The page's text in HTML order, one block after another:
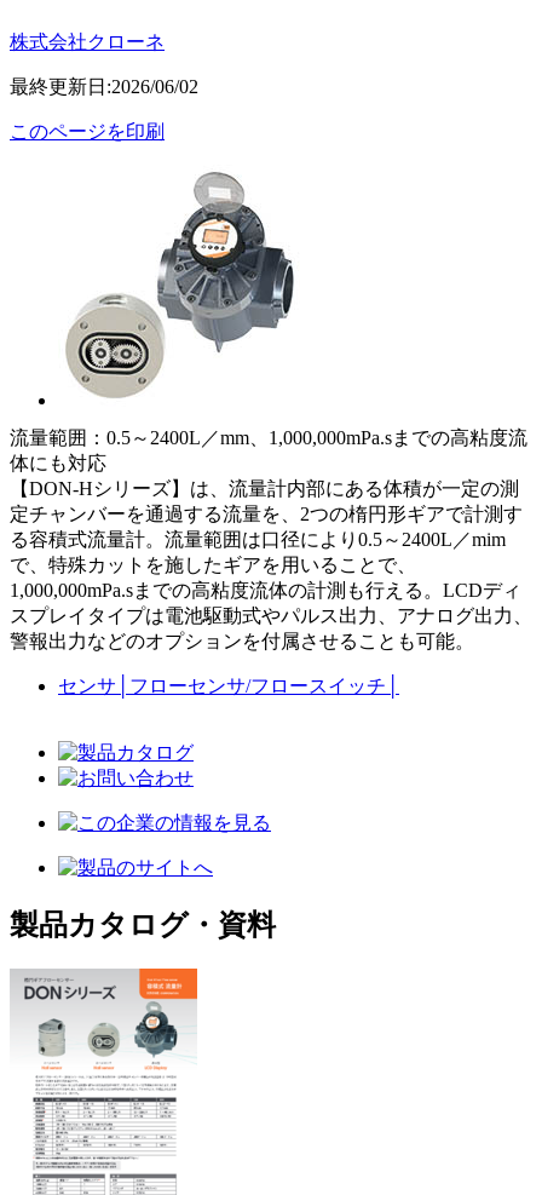
株式会社クローネ
最終更新日:2026/06/02
このページを印刷
流量範囲：0.5～2400L／mm、1,000,000mPa.sまでの高粘度流
体にも対応
【DON-Hシリーズ】は、流量計内部にある体積が一定の測
定チャンバーを通過する流量を、2つの楕円形ギアで計測す
る容積式流量計。流量範囲は口径により0.5～2400L／mim
で、特殊カットを施したギアを用いることで、
1,000,000mPa.sまでの高粘度流体の計測も行える。LCDディ
スプレイタイプは電池駆動式やパルス出力、アナログ出力、
警報出力などのオプションを付属させることも可能。
センサ フローセンサ/フロースイッチ
製品カタログ・資料